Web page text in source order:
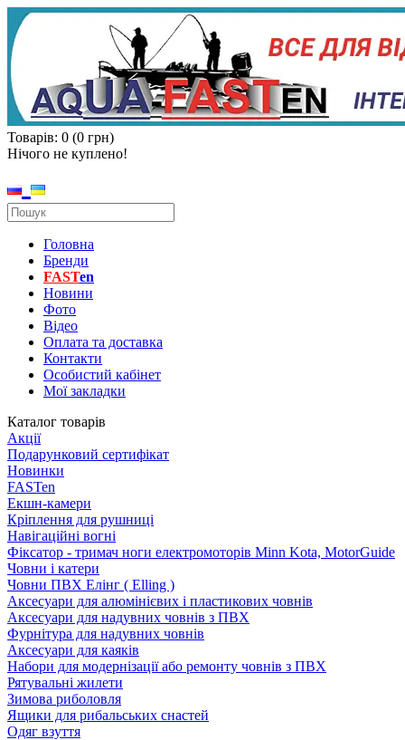
Товарів: 0 (0 грн)
Нічого не куплено!
Головна
Бренди
FASTen
Новини
Фото
Відео
Оплата та доставка
Контакти
Особистий кабінет
Мої закладки
Каталог товарів
Акції
Подарунковий сертифікат
Новинки
FASTen
Екшн-камери
Кріплення для рушниці
Навігаційні вогні
Фіксатор - тримач ноги електромоторів Minn Kota, MotorGuide
Човни і катери
Човни ПВХ Елінг ( Elling )
Аксесуари для алюмінієвих і пластикових човнів
Аксесуари для надувних човнів з ПВХ
Фурнітура для надувних човнів
Аксесуари для каяків
Набори для модернізації або ремонту човнів з ПВХ
Рятувальні жилети
Зимова риболовля
Ящики для рибальських снастей
Одяг взуття